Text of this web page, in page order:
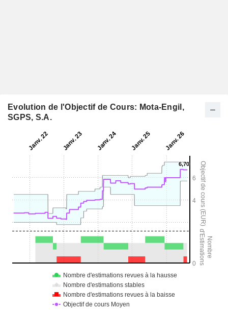
Evolution de l'Objectif de Cours: Mota-Engil,
SGPS, S.A.